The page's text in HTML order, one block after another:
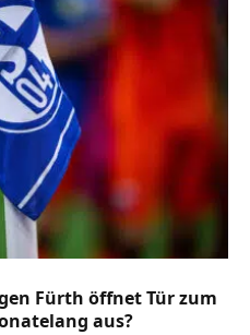
Fürth öffnet Tür zum
aus?